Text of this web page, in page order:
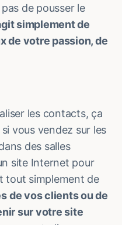
de pousser le
simplement de
de votre passion, de
les contacts, ça
vous vendez sur les
des salles
site Internet pour
tout simplement de
de vos clients ou de
sur votre site